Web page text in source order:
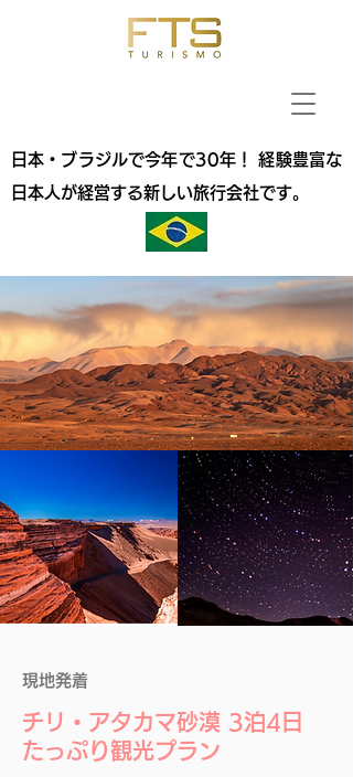
日本・ブラジルで今年で30年！ 経験豊富な
日本人が経営する新しい旅行会社です。
​現地発着
チリ・アタカマ砂漠 3泊4日
たっぷり観光プラン